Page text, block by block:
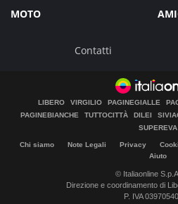
MOTO
Contatti
LIBERO VIRGILIO PAGINEGIALLE
PAGINEBIANCHE
TUTTOCITTÀ DILEI
SUPEREVA
Chi siamo Note Legali Privacy
Aiuto
© Italiaonline
Direzione e coordinamento di
P. IVA